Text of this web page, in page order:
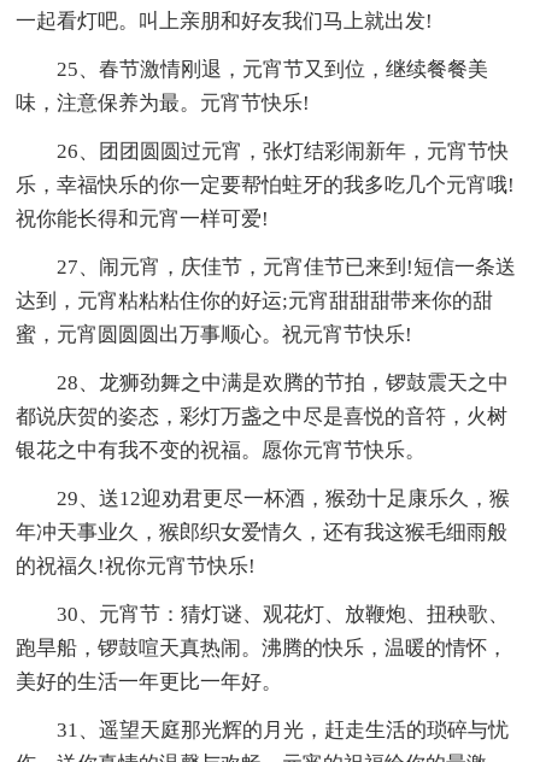
一起看灯吧。叫上亲朋和好友我们马上就出发!
25、春节激情刚退，元宵节又到位，继续餐餐美
味，注意保养为最。元宵节快乐!
26、团团圆圆过元宵，张灯结彩闹新年，元宵节快
乐，幸福快乐的你一定要帮怕蛀牙的我多吃几个元宵哦!
祝你能长得和元宵一样可爱!
27、闹元宵，庆佳节，元宵佳节已来到!短信一条送
达到，元宵粘粘粘住你的好运;元宵甜甜甜带来你的甜
蜜，元宵圆圆圆出万事顺心。祝元宵节快乐!
28、龙狮劲舞之中满是欢腾的节拍，锣鼓震天之中
都说庆贺的姿态，彩灯万盏之中尽是喜悦的音符，火树
银花之中有我不变的祝福。愿你元宵节快乐。
29、送12迎劝君更尽一杯酒，猴劲十足康乐久，猴
年冲天事业久，猴郎织女爱情久，还有我这猴毛细雨般
的祝福久!祝你元宵节快乐!
30、元宵节：猜灯谜、观花灯、放鞭炮、扭秧歌、
跑旱船，锣鼓喧天真热闹。沸腾的快乐，温暖的情怀，
美好的生活一年更比一年好。
31、遥望天庭那光辉的月光，赶走生活的琐碎与忧